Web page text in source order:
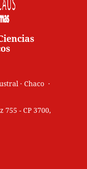
· Chaco ·
755 - CP 3700,